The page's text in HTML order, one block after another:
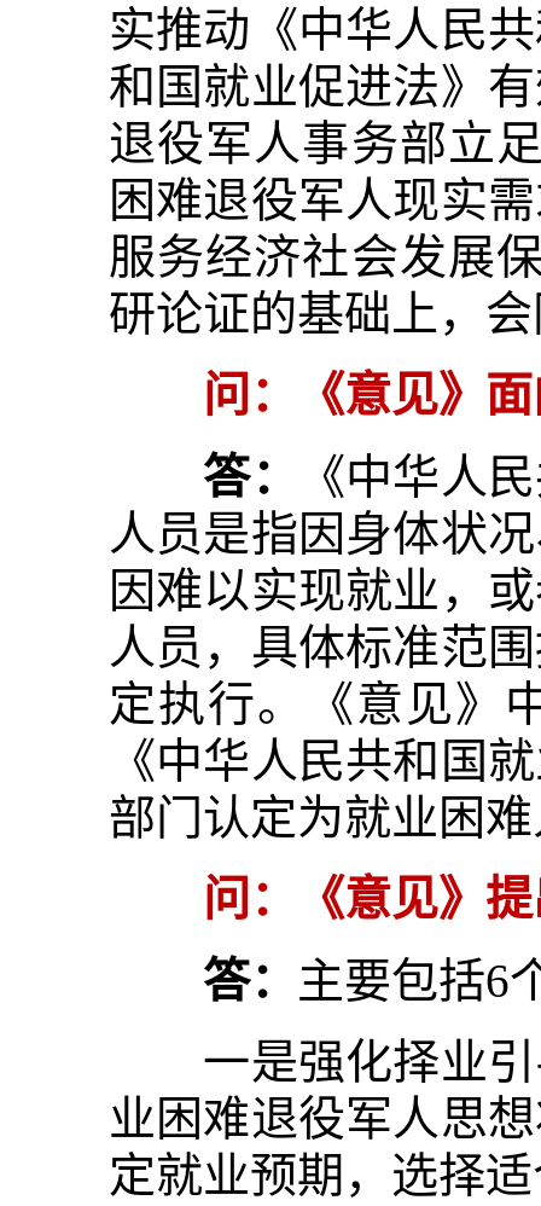
实推动《中华人民
和国就业促进法》
退役军人事务部立
困难退役军人现实
服务经济社会发展
研论证的基础上，
问：《意见》
答：
《中华人
人员是指因身体状
因难以实现就业，
人员，具体标准范
定执行。《意见》
《中华人民共和国
部门认定为就业困
问：《意见》
答： 主要包括6
一是强化择业引
业困难退役军人思
定就业预期，选择